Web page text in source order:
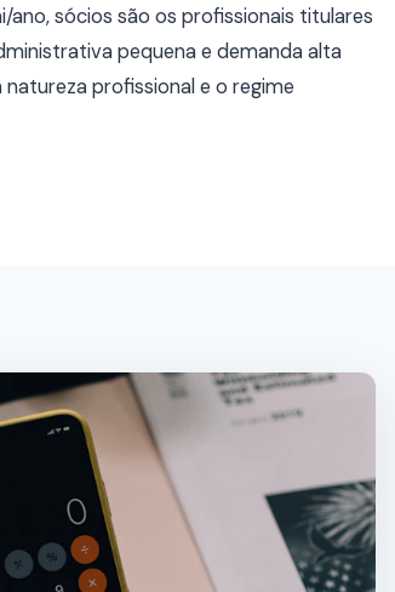
sócios são os profissionais titulares
pequena e demanda alta
profissional e o regime